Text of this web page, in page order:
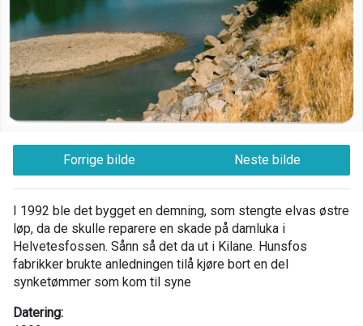
Forrige bilde Neste bilde
I 1992 ble det bygget en demning, som stengte elvas østre
løp, da de skulle reparere en skade på damluka i
Helvetesfossen. Sånn så det da ut i Kilane. Hunsfos
fabrikker brukte anledningen tilå kjøre bort en del
synketømmer som kom til syne
Datering: